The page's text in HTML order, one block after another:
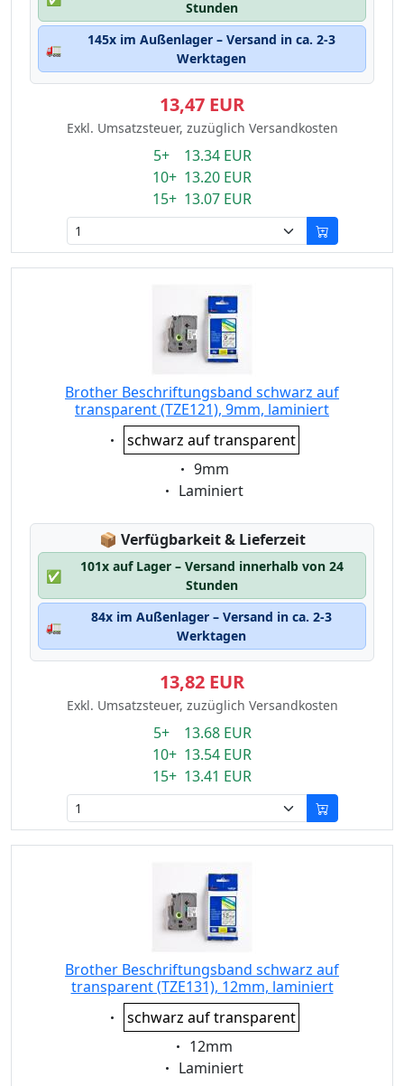
Stunden
🚛
145x im Außenlager – Versand in ca. 2-3
Werktagen
13,47 EUR
Exkl. Umsatzsteuer, zuzüglich Versandkosten
5+ 13.34 EUR
10+ 13.20 EUR
15+ 13.07 EUR
Brother Beschriftungsband schwarz auf
transparent (TZE121), 9mm, laminiert
Eigenschaft:
schwarz auf transparent
Eigenschaft:
9mm
Eigenschaft:
Laminiert
📦 Lagerstatus:
Verfügbarkeit & Lieferzeit
✅
101x auf Lager – Versand innerhalb von 24
Stunden
🚛
84x im Außenlager – Versand in ca. 2-3
Werktagen
13,82 EUR
Exkl. Umsatzsteuer, zuzüglich Versandkosten
5+ 13.68 EUR
10+ 13.54 EUR
15+ 13.41 EUR
Brother Beschriftungsband schwarz auf
transparent (TZE131), 12mm, laminiert
Eigenschaft:
schwarz auf transparent
Eigenschaft:
12mm
Eigenschaft:
Laminiert